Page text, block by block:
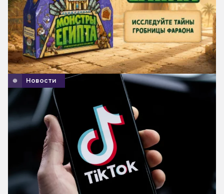
Новости